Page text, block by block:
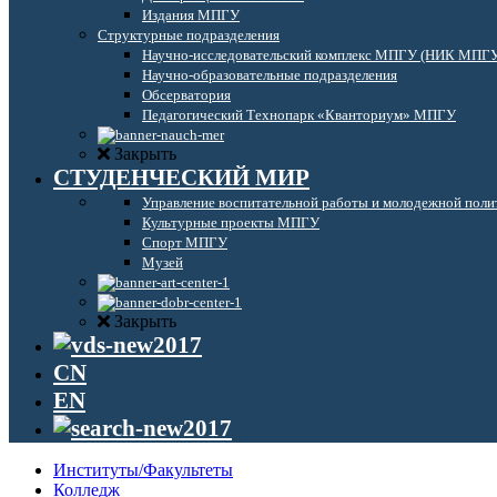
Издания МПГУ
Структурные подразделения
Научно-исследовательский комплекс МПГУ (НИК
Научно-образовательные подразделения
Обсерватория
Педагогический Технопарк «Кванториум» МПГУ
Закрыть
СТУДЕНЧЕСКИЙ МИР
Управление воспитательной работы и молодежной
Культурные проекты МПГУ
Спорт МПГУ
Музей
Закрыть
CN
EN
Институты/Факультеты
Колледж